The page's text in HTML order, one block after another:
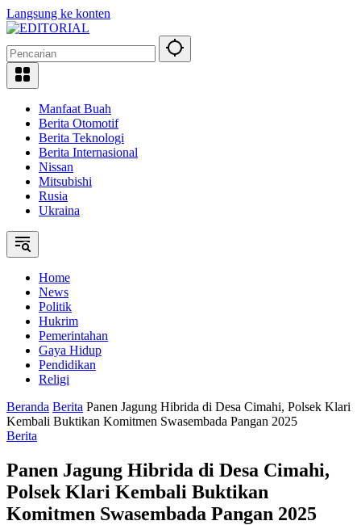
Langsung ke konten
Manfaat Buah
Berita Otomotif
Berita Teknologi
Berita Internasional
Nissan
Mitsubishi
Rusia
Ukraina
Home
News
Politik
Hukrim
Pemerintahan
Gaya Hidup
Pendidikan
Religi
Beranda Berita Panen Jagung Hibrida di Desa Cimahi, Polsek Klari
Kembali Buktikan Komitmen Swasembada Pangan 2025
Berita
Panen Jagung Hibrida di Desa Cimahi,
Polsek Klari Kembali Buktikan
Komitmen Swasembada Pangan 2025